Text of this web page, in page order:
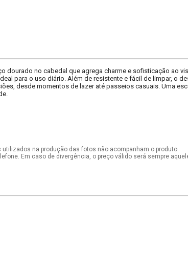
dourado no cabedal que agrega charme e sofisticação ao
para o uso diário. Além de resistente e fácil de limpar, o
desde momentos de lazer até passeios casuais. Uma
na produção das fotos não acompanham o produto.
Em caso de divergência, o preço válido será sempre